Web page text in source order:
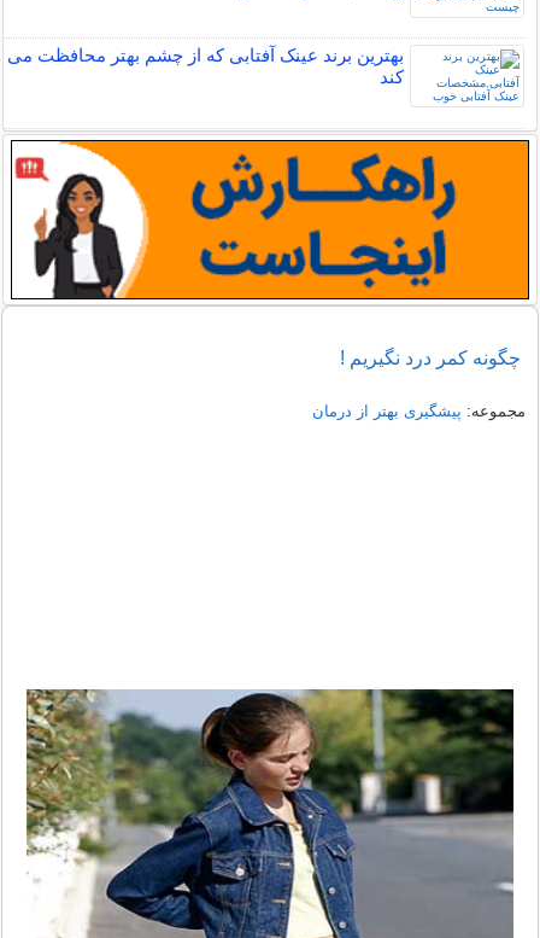
بهترین برند عینک آفتابی که از چشم بهتر محافظت می
کند
چگونه کمر درد نگیریم !
مجموعه: پیشگیری بهتر از درمان